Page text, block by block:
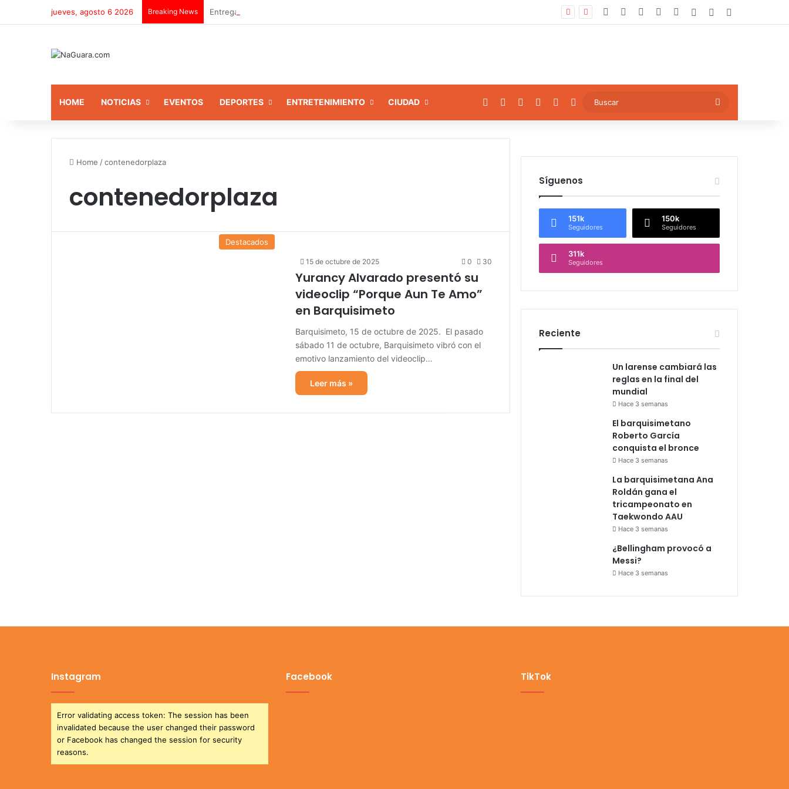
jueves, agosto 6 2026 Breaking News Entrega equipamiento a 8 instituciones educativas en Tamaca Facebook YouTubeInstagram
TikTokLog InArtículo
HOME NOTICIAS EVENTOS DEPORTES ENTRETENIMIENTO CIUDAD Facebook YouTubeInstagram
TikTokArtículo aleatorio
Home /contenedorplaza
contenedorplaza
Destacados
15 de octubre de 2025 0 30
Yurancy Alvarado presentó su
videoclip “Porque Aun Te Amo”
en Barquisimeto
Barquisimeto, 15 de octubre de 2025. El pasado
sábado 11 de octubre, Barquisimeto vibró con el
emotivo lanzamiento del videoclip…
Leer más »
Síguenos
151k
Seguidores
150k
Seguidores
311k
Seguidores
Reciente
Un larense cambiará las
reglas en la final del
mundial
Hace 3 semanas
El barquisimetano
Roberto García
conquista el bronce
Hace 3 semanas
La barquisimetana Ana
Roldán gana el
tricampeonato en
Taekwondo AAU
Hace 3 semanas
¿Bellingham provocó a
Messi?
Hace 3 semanas
Instagram
Error validating access token: The session has been
invalidated because the user changed their password
or Facebook has changed the session for security
reasons.
Facebook TikTok